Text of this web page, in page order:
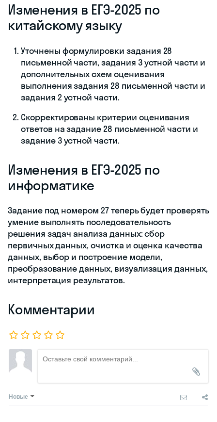
Изменения в ЕГЭ-2025 по
китайскому языку
Уточнены формулировки задания 28
письменной части, задания 3 устной части и
дополнительных схем оценивания
выполнения задания 28 письменной части и
задания 2 устной части.
Скорректированы критерии оценивания
ответов на задание 28 письменной части и
задание 3 устной части.
Изменения в ЕГЭ-2025 по
информатике
Задание под номером 27 теперь будет проверять
умение выполнять последовательность
решения задач анализа данных: сбор
первичных данных, очистка и оценка качества
данных, выбор и построение модели,
преобразование данных, визуализация данных,
интерпретация результатов.
Комментарии
Новые